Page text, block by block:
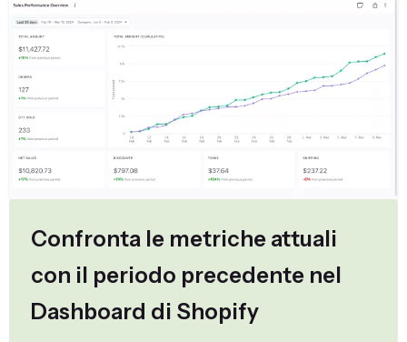
Confronta le metriche attuali
con il periodo precedente nel
Dashboard di Shopify